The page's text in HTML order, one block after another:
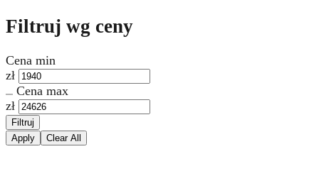
Filtruj wg ceny
Cena min
zł
Cena max
zł
Filtruj
Apply
Clear All